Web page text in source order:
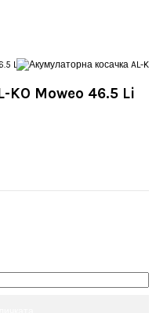
KO Moweo 46.5 Li